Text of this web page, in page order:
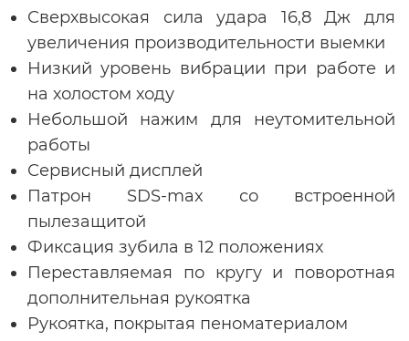
Сверхвысокая сила удара 16,8 Дж для
увеличения производительности выемки
Низкий уровень вибрации при работе и
на холостом ходу
Небольшой нажим для неутомительной
работы
Сервисный дисплей
Патрон SDS-max со встроенной
пылезащитой
Фиксация зубила в 12 положениях
Переставляемая по кругу и поворотная
дополнительная рукоятка
Рукоятка, покрытая пеноматериалом